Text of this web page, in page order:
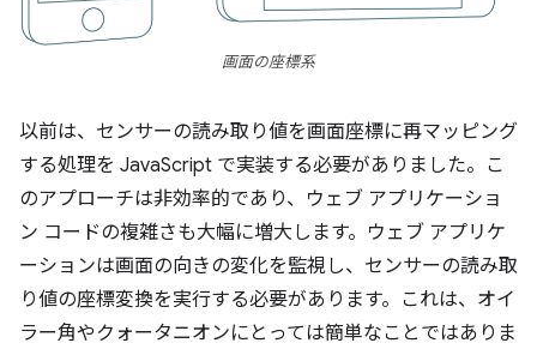
画面の座標系
以前は、センサーの読み取り値を画面座標に再マッピング
する処理を JavaScript で実装する必要がありました。こ
のアプローチは非効率的であり、ウェブ アプリケーショ
ン コードの複雑さも大幅に増大します。ウェブ アプリケ
ーションは画面の向きの変化を監視し、センサーの読み取
り値の座標変換を実行する必要があります。これは、オイ
ラー角やクォータニオンにとっては簡単なことではありま